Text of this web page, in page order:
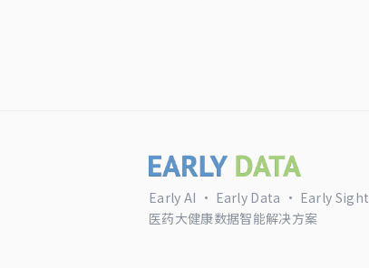
Early AI · Early Data · Early Sight
医药大健康数据智能解决方案